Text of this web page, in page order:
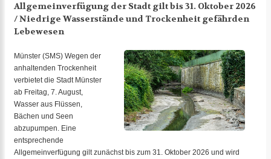
Allgemeinverfügung der Stadt gilt bis 31. Oktober 2026
/ Niedrige Wasserstände und Trockenheit gefährden
Lebewesen
Münster (SMS) Wegen der
anhaltenden Trockenheit
verbietet die Stadt Münster
ab Freitag, 7. August,
Wasser aus Flüssen,
Bächen und Seen
abzupumpen. Eine
entsprechende
Allgemeinverfügung gilt zunächst bis zum 31. Oktober 2026 und wird